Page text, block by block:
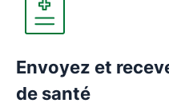
Envoyez et
de santé